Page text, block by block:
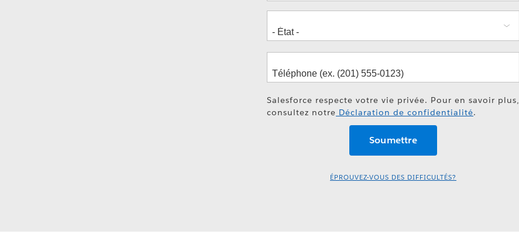
Salesforce respecte votre vie privée. Pour en savoir plus,
consultez notre Déclaration de confidentialité.
ÉPROUVEZ-VOUS DES DIFFICULTÉS?